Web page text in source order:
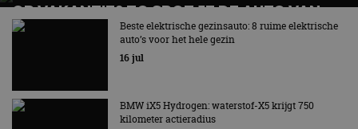
OP VAKANTIE? ZO SPOT JE DE AUTO VAN
MORGEN
Beste elektrische gezinsauto: 8 ruime elektrische
auto’s voor het hele gezin
16 jul
BMW iX5 Hydrogen: waterstof-X5 krijgt 750
kilometer actieradius